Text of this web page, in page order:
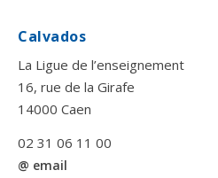
Calvados
La Ligue de l’enseignement
16, rue de la Girafe
14000 Caen
02 31 06 11 00
@ email